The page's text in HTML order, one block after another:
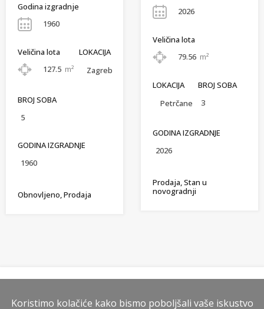
Godina izgradnje
1960
Veličina lota
127.5 m²
LOKACIJA
Zagreb
BROJ SOBA
5
GODINA IZGRADNJE
1960
Obnovljeno, Prodaja
2026
Veličina lota
79.56 m²
LOKACIJA
Petrčane
BROJ SOBA
3
GODINA IZGRADNJE
2026
Prodaja, Stan u
novogradnji